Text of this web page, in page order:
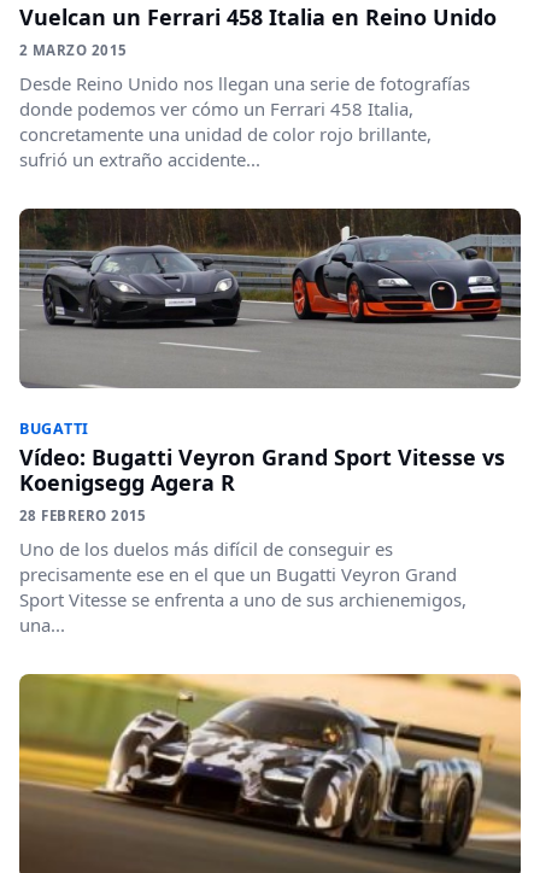
Vuelcan un Ferrari 458 Italia en Reino Unido
2 MARZO 2015
Desde Reino Unido nos llegan una serie de fotografías
donde podemos ver cómo un Ferrari 458 Italia,
concretamente una unidad de color rojo brillante,
sufrió un extraño accidente...
BUGATTI
Vídeo: Bugatti Veyron Grand Sport Vitesse vs
Koenigsegg Agera R
28 FEBRERO 2015
Uno de los duelos más difícil de conseguir es
precisamente ese en el que un Bugatti Veyron Grand
Sport Vitesse se enfrenta a uno de sus archienemigos,
una...